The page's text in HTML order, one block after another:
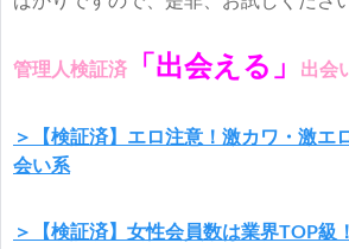
管理人検証済 「出会える」 出会
＞【検証済】エロ注意！激カワ・激エ
会い系
＞【検証済】女性会員数は業界TOP級